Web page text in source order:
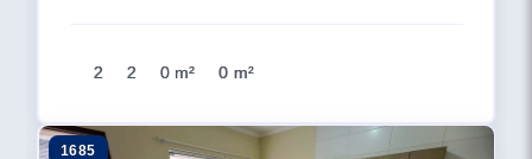
2 2 0 m² 0 m²
1685